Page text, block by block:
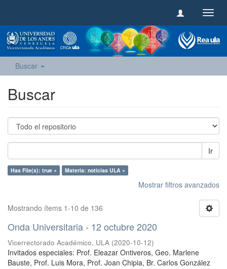
Buscar
Buscar
Ir
Has File(s): true × Materia: noticias ULA ×
Mostrar filtros avanzados
Mostrando ítems 1-10 de 136
Onda Universitaria - 12 octubre 2020
Vicerrectorado Académico, ULA (2020-10-12)
Invitados especiales: Prof. Eleazar Ontiveros, Geo. Marlene
Bauste, Prof. Luis Mora, Prof. Joan Chipia, Br. Carlos González